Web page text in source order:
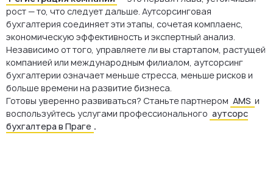
рост — то, что следует дальше. Аутсорсинговая
бухгалтерия соединяет эти этапы, сочетая комплаенс,
экономическую эффективность и экспертный анализ.
Независимо от того, управляете ли вы стартапом, растущей
компанией или международным филиалом, аутсорсинг
бухгалтерии означает меньше стресса, меньше рисков и
больше времени на развитие бизнеса.
Готовы уверенно развиваться? Станьте партнером AMS и
воспользуйтесь услугами профессионального аутсорс
бухгалтера в Праге .